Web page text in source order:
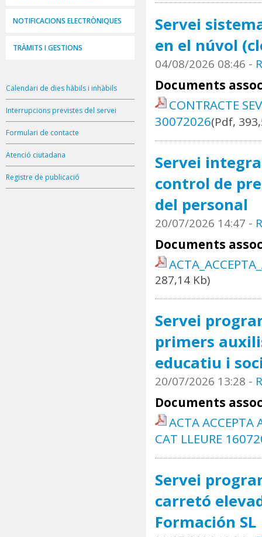
NOTIFICACIONS ELECTRÒNIQUES
TRÀMITS I GESTIONS
Calendari de dies hàbils i inhàbils
Interrupcions previstes del servei
Formulari de contacte
Atenció ciutadana
Registre de publicació
Servei
en el núvol
04/08/2026 08:46 -
Documents
CONTRACTE
30072026(Pdf,
Servei
control de
del personal
20/07/2026 14:47 -
Documents
287,14 Kb)
Servei
primers
educatiu i
20/07/2026 13:28 -
Documents
ACTA ACCEPTA
CAT LLEURE
Servei
carretó
Formación SL